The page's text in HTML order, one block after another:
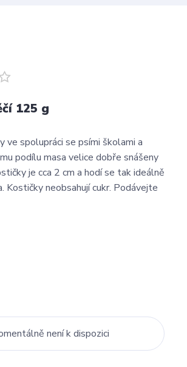
125 g
spolupráci se psími školami a
podílu masa velice dobře snášeny
je cca 2 cm a hodí se tak ideálně
Kostičky neobsahují cukr. Podávejte
není k dispozici